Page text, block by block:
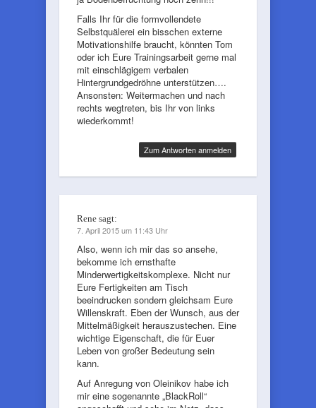
Falls Ihr für die formvollendete
Selbstquälerei ein bisschen externe
Motivationshilfe braucht, könnten Tom
oder ich Eure Trainingsarbeit gerne mal
mit einschlägigem verbalen
Hintergrundgedröhne unterstützen….
Ansonsten: Weitermachen und nach
rechts wegtreten, bis Ihr von links
wiederkommt!
Zum Antworten anmelden
Rene sagt:
7. April 2015 um 11:43 Uhr
Also, wenn ich mir das so ansehe,
bekomme ich ernsthafte
Minderwertigkeitskomplexe. Nicht nur
Eure Fertigkeiten am Tisch
beeindrucken sondern gleichsam Eure
Willenskraft. Eben der Wunsch, aus der
Mittelmäßigkeit herauszustechen. Eine
wichtige Eigenschaft, die für Euer
Leben von großer Bedeutung sein
kann.
Auf Anregung von Oleinikov habe ich
mir eine sogenannte „BlackRoll“